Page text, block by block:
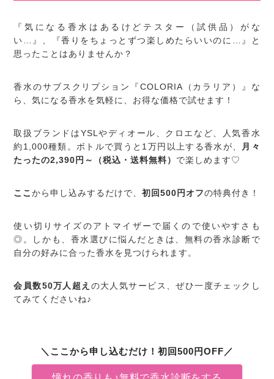
『気になる香水はあるけどテスター（試供品）がな
い…』、『香りをちょっとずつ楽しめたらいいのに…』と
思ったことはありませんか？
香水のサブスクリプション『COLORIA（カラリア）』な
ら、気になる香水を気軽に、お得な価格で試せます！
取扱ブランドはYSLやディオール、クロエなど、人気香水
約1,000種類。ボトルで買うと1万円以上する香水が、
月々
たったの2,390円～（税込・送料無料） で楽しめます♡
ここから申し込みするだけで、初回500円オフの特典付き！
使い切りサイズのアトマイザーで届くので使いやすさも
◎。しかも、香水選びに悩んだときは、無料の香水診断で
自分の好みに合った香水を見つけられます。
会員数50万人超え の大人気サービス、ぜひ一度チェックし
てみてくださいね♪
＼ここから申し込むだけ！初回500円OFF／